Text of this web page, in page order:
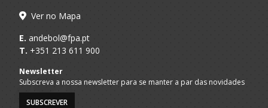
Ver no Mapa
E. andebol@fpa.pt
T. +351 213 611 900
Newsletter
Subscreva a nossa newsletter para se manter a par das novidades
SUBSCREVER